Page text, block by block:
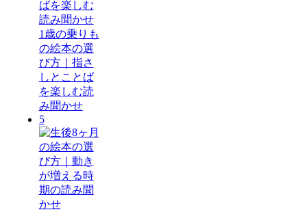
1歳の乗りも
の絵本の選
び方｜指さ
しとことば
を楽しむ読
み聞かせ
5